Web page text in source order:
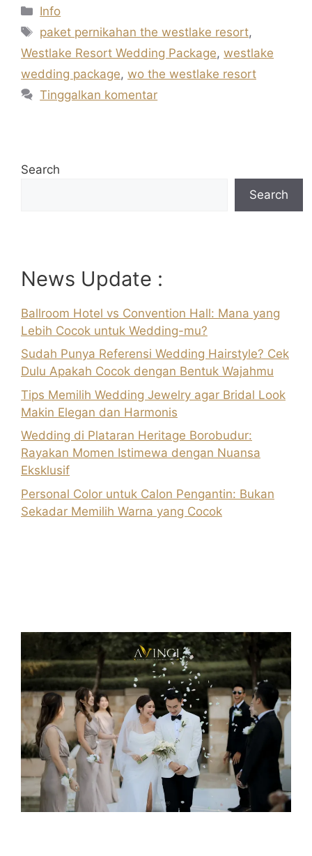
Kategori
Info
Tag
paket pernikahan the westlake resort,
Westlake Resort Wedding Package, westlake
wedding package, wo the westlake resort
Tinggalkan komentar
Search
Search
News Update :
Ballroom Hotel vs Convention Hall: Mana yang
Lebih Cocok untuk Wedding-mu?
Sudah Punya Referensi Wedding Hairstyle? Cek
Dulu Apakah Cocok dengan Bentuk Wajahmu
Tips Memilih Wedding Jewelry agar Bridal Look
Makin Elegan dan Harmonis
Wedding di Plataran Heritage Borobudur:
Rayakan Momen Istimewa dengan Nuansa
Eksklusif
Personal Color untuk Calon Pengantin: Bukan
Sekadar Memilih Warna yang Cocok